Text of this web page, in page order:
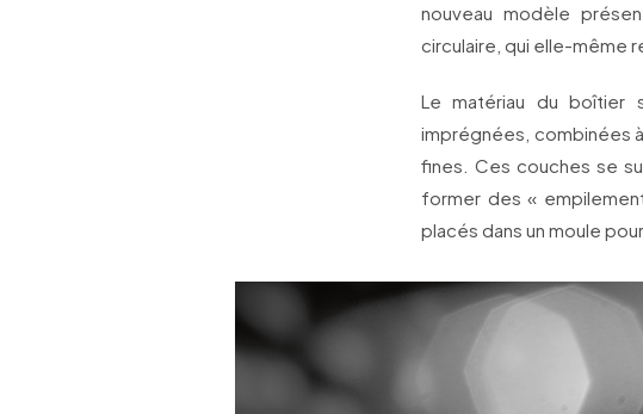
nouveau modèle
circulaire, qui elle-même
Le matériau du boîtier
imprégnées, combinées
fines. Ces couches se
former des «
placés dans un moule